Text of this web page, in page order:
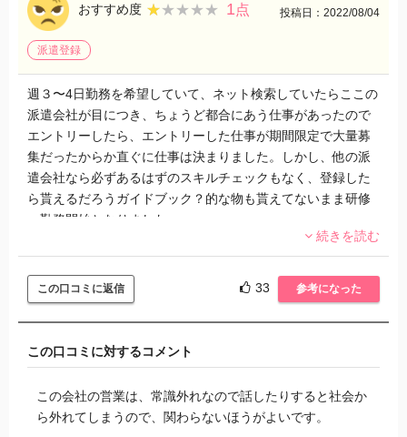
おすすめ度 ★★★★★
★★★★★ 1点 投稿日：2022/08/04
派遣登録
週３〜4日勤務を希望していて、ネット検索していたらここの
派遣会社が目につき、ちょうど都合にあう仕事があったので
エントリーしたら、エントリーした仕事が期間限定で大量募
集だったからか直ぐに仕事は決まりました。しかし、他の派
遣会社なら必ずあるはずのスキルチェックもなく、登録した
ら貰えるだろうガイドブック？的な物も貰えてないまま研修
→勤務開始となりました。
勤務開始してから給料の振り込み先だの登録に必要な個人情
報など提出するって？？ちょっとおかしいなとは思いまし
た。他社では絶対ありえない！
その初回就いた仕事も｢6月まで｣と募集しておきながら、結果
｢派遣先の都合｣を理由に大半の人が3月末で契約終了。それ以
降も複数名募集の2・3案件にエントリーしましたがいずれも
｢選考の上、通れば○日の12時までに連絡あります。ダメなら
連絡無いです。｣と、ものすごくマニュアル的な電話応対で、
応募してくる人に対してのマナーなんて何にも感じられませ
ん。
続きを読む
この口コミに返信 33 参考になった
この口コミに対するコメント
この会社の営業は、常識外れなので話したりすると社会か
ら外れてしまうので、関わらないほうがよいです。